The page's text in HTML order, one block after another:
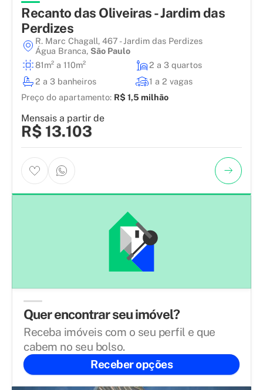
Recanto das Oliveiras - Jardim das
Perdizes
R. Marc Chagall, 467 - Jardim das Perdizes
Água Branca, São Paulo
81m² a 110m²
2 a 3 quartos
2 a 3 banheiros
1 a 2 vagas
Preço do apartamento: R$ 1,5 milhão
Mensais a partir de
R$ 13.103
Quer encontrar seu imóvel?
Receba imóveis com o seu perfil e que
cabem no seu bolso.
Receber opções